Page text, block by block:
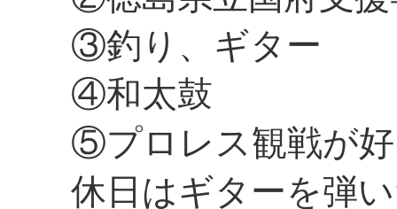
③釣り、ギター
④和太鼓
⑤プロレス観戦が
休日はギターを弾